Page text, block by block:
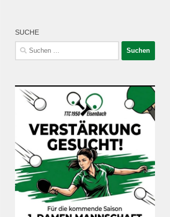
SUCHE
Suchen
nach: